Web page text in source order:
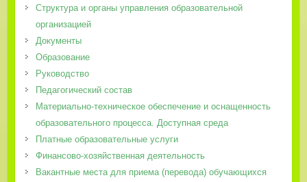
Структура и органы управления образовательной
организацией
Документы
Образование
Руководство
Педагогический состав
Материально-техническое обеспечение и оснащенность
образовательного процесса. Доступная среда
Платные образовательные услуги
Финансово-хозяйственная деятельность
Вакантные места для приема (перевода) обучающихся